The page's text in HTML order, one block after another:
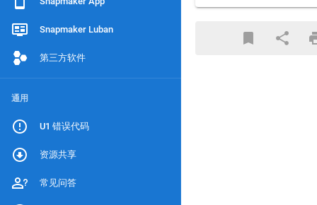
Snapmaker Luban
第三方软件
通用
U1 错误代码
资源共享
常见问答